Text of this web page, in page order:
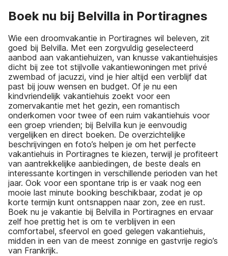
Boek nu bij Belvilla in Portiragnes
Wie een droomvakantie in Portiragnes wil beleven, zit
goed bij Belvilla. Met een zorgvuldig geselecteerd
aanbod aan vakantiehuizen, van knusse vakantiehuisjes
dicht bij zee tot stijlvolle vakantiewoningen met privé
zwembad of jacuzzi, vind je hier altijd een verblijf dat
past bij jouw wensen en budget. Of je nu een
kindvriendelijk vakantiehuis zoekt voor een
zomervakantie met het gezin, een romantisch
onderkomen voor twee of een ruim vakantiehuis voor
een groep vrienden; bij Belvilla kun je eenvoudig
vergelijken en direct boeken. De overzichtelijke
beschrijvingen en foto’s helpen je om het perfecte
vakantiehuis in Portiragnes te kiezen, terwijl je profiteert
van aantrekkelijke aanbiedingen, de beste deals en
interessante kortingen in verschillende perioden van het
jaar. Ook voor een spontane trip is er vaak nog een
mooie last minute booking beschikbaar, zodat je op
korte termijn kunt ontsnappen naar zon, zee en rust.
Boek nu je vakantie bij Belvilla in Portiragnes en ervaar
zelf hoe prettig het is om te verblijven in een
comfortabel, sfeervol en goed gelegen vakantiehuis,
midden in een van de meest zonnige en gastvrije regio’s
van Frankrijk.